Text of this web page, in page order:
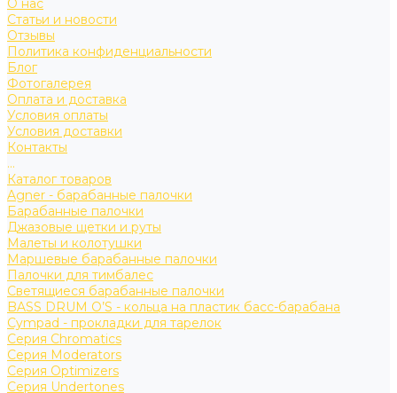
О нас
Статьи и новости
Отзывы
Политика конфиденциальности
Блог
Фотогалерея
Оплата и доставка
Условия оплаты
Условия доставки
Контакты
...
Каталог товаров
Agner - барабанные палочки
Барабанные палочки
Джазовые щетки и руты
Малеты и колотушки
Маршевые барабанные палочки
Палочки для тимбалес
Светящиеся барабанные палочки
BASS DRUM O’S - кольца на пластик басс-барабана
Cympad - прокладки для тарелок
Серия Chromatics
Серия Moderators
Серия Optimizers
Серия Undertones